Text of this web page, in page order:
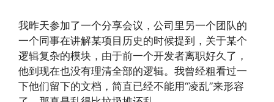
我昨天参加了一个分享会议，公司里另一个团队的
一个同事在讲解某项目历史的时候提到，关于某个
逻辑复杂的模块，由于前一个开发者离职好久了，
他到现在也没有理清全部的逻辑。我曾经粗看过一
下他们留下的文档，简直已经不能用“凌乱”来形容